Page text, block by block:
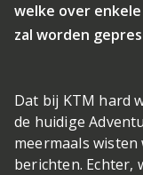
welke over
zal worden
Dat bij KTM hard
de huidige
meermaals
berichten. Echter,